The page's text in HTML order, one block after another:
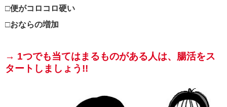
□便がコロコロ硬い
□おならの増加
→ 1つでも当てはまるものがある人は、腸活をス
タートしましょう!!